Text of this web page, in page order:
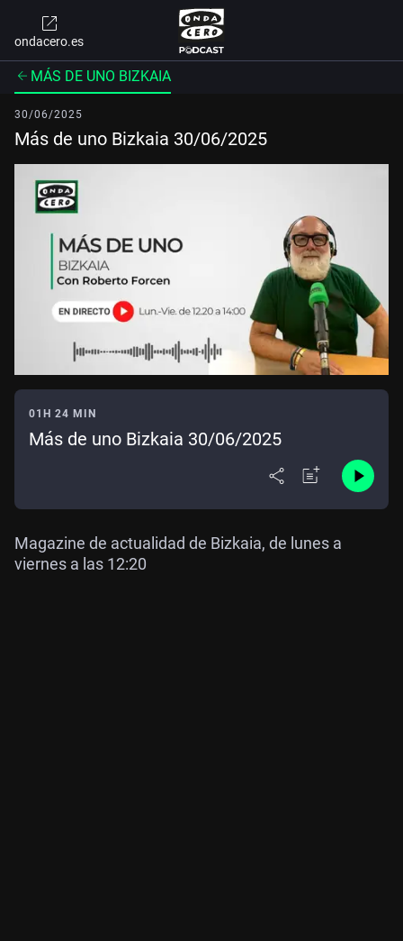
ondacero.es
MÁS DE UNO BIZKAIA
30/06/2025
Más de uno Bizkaia 30/06/2025
01H 24 MIN
Más de uno Bizkaia 30/06/2025
Magazine de actualidad de Bizkaia, de lunes a
viernes a las 12:20